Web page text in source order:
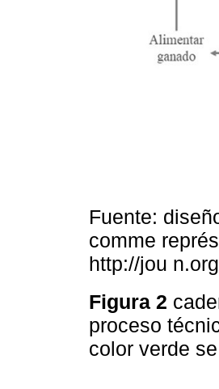
Fuente:
comme
http://jou
Figura 2
proceso
color verde